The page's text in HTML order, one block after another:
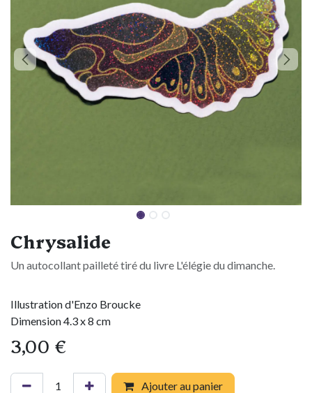
Chrysalide
Un autocollant pailleté tiré du livre L'élégie du dimanche.
Illustration d'Enzo Broucke
Dimension 4.3 x 8 cm
3,00 €
Ajouter au panier